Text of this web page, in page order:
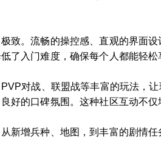
致。流畅的操控感、直观的界面
了入门难度，确保每个人都能轻松
对战、联盟战等丰富的玩法，
好的口碑氛围。这种社区互动不
新增兵种、地图，到丰富的剧情